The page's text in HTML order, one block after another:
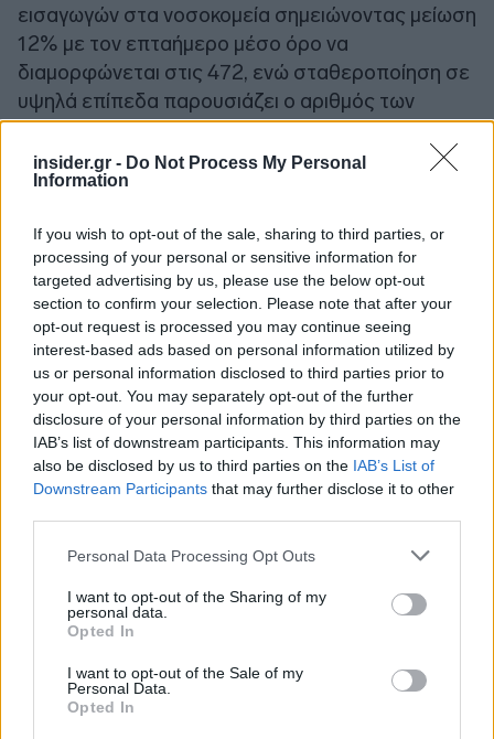
insider.gr - Do Not Process My Personal
Information
If you wish to opt-out of the sale, sharing to third parties, or
processing of your personal or sensitive information for
targeted advertising by us, please use the below opt-out
section to confirm your selection. Please note that after your
opt-out request is processed you may continue seeing
interest-based ads based on personal information utilized by
us or personal information disclosed to third parties prior to
your opt-out. You may separately opt-out of the further
disclosure of your personal information by third parties on the
IAB’s list of downstream participants. This information may
also be disclosed by us to third parties on the IAB’s List of
Downstream Participants that may further disclose it to other
Please note that this website/app uses one or more Google
not limited to your visit or usage behaviour. You may click to
grant or deny consent to Google and its third-party tags to
use your data for below specified purposes in below Google
consent section.
Personal Data Processing Opt Outs
I want to opt-out of the Sharing of my
personal data.
Opted In
I want to opt-out of the Sale of my
Personal Data.
Opted In
εισαγωγών στα νοσοκομεία σημειώνοντας μείωση
12% με τον επταήμερο μέσο όρο να
διαμορφώνεται στις 472, ενώ σταθεροποίηση σε
υψηλά επίπεδα παρουσιάζει ο αριθμός των
διασωληνωμένων και των θανάτων, με τον
επταήμερο μέσο όρο να ανέρχεται σε 655 και 98,
αντίστοιχα.